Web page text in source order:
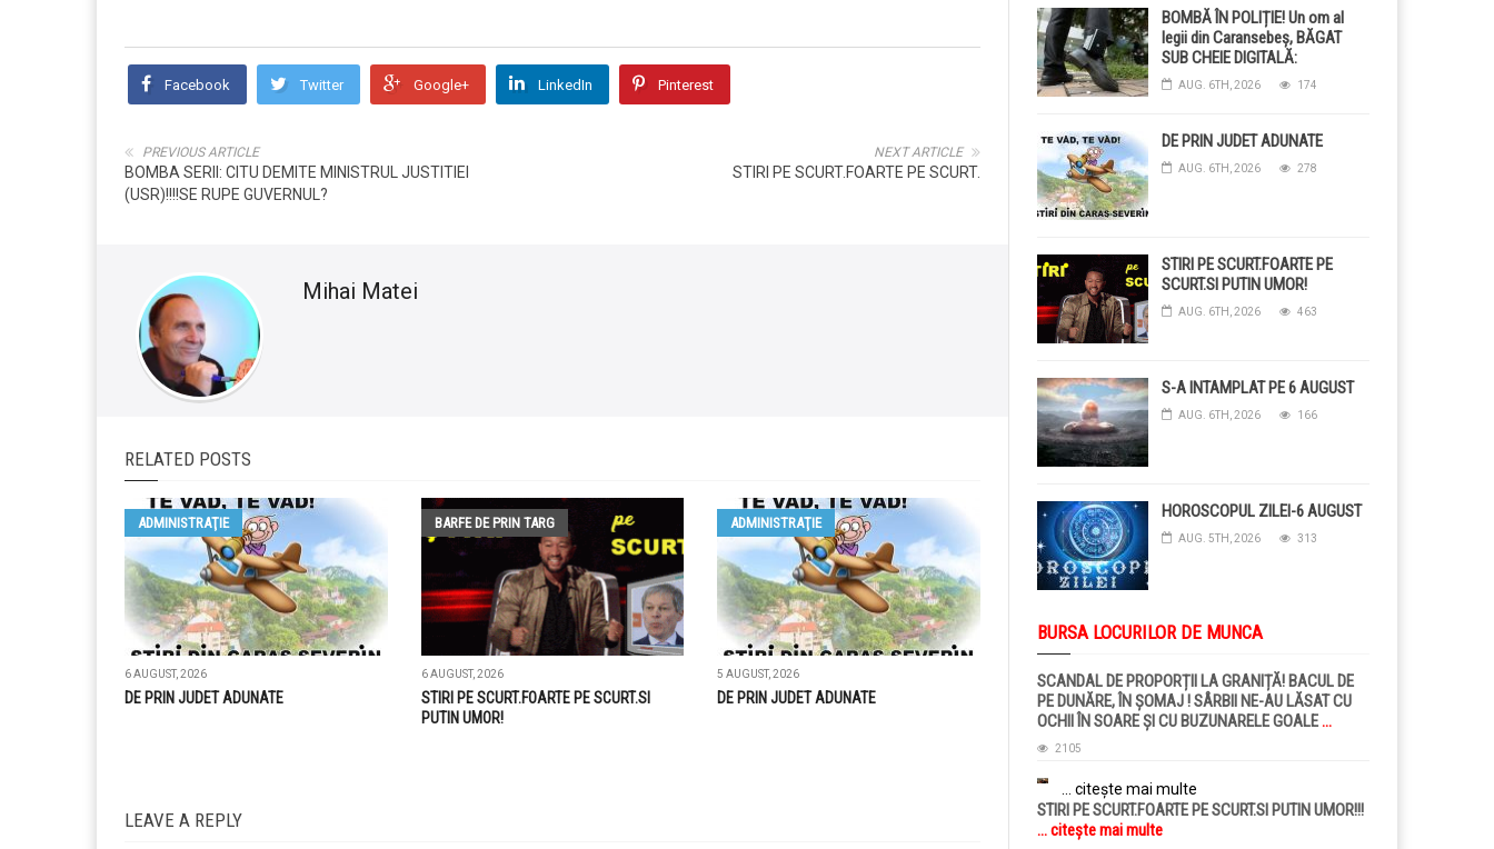
Facebook Twitter Google+ LinkedIn Pinterest
NEXT ARTICLE
STIRI PE SCURT.FOARTE PE SCURT.
PREVIOUS ARTICLE
BOMBA SERII: CITU DEMITE MINISTRUL JUSTITIEI
(USR)!!!!SE RUPE GUVERNUL?
Mihai Matei
RELATED POSTS
ADMINISTRAŢIE
6 AUGUST, 2026
DE PRIN JUDET ADUNATE
BARFE DE PRIN TARG
6 AUGUST, 2026
STIRI PE SCURT.FOARTE PE SCURT.SI
PUTIN UMOR!
ADMINISTRAŢIE
5 AUGUST, 2026
DE PRIN JUDET ADUNATE
LEAVE A REPLY
BOMBĂ ÎN POLIȚIE! Un om al
legii din Caransebeș, BĂGAT
SUB CHEIE DIGITALĂ:
Judecătorii i-au pus BRĂȚARĂ
ELECTRONICĂ la picior!
AUG. 6TH, 2026 174
DE PRIN JUDET ADUNATE
AUG. 6TH, 2026 278
STIRI PE SCURT.FOARTE PE
SCURT.SI PUTIN UMOR!
AUG. 6TH, 2026 463
S-A INTAMPLAT PE 6 AUGUST
AUG. 6TH, 2026 166
HOROSCOPUL ZILEI-6 AUGUST
AUG. 5TH, 2026 313
BURSA LOCURILOR DE MUNCA
SCANDAL DE PROPORȚII LA GRANIȚĂ! BACUL DE
PE DUNĂRE, ÎN ȘOMAJ ! SÂRBII NE-AU LĂSAT CU
OCHII ÎN SOARE ȘI CU BUZUNARELE GOALE...
citește mai multe
2105
... citește mai multe
STIRI PE SCURT.FOARTE PE SCURT.SI PUTIN UMOR!!!
... citește mai multe